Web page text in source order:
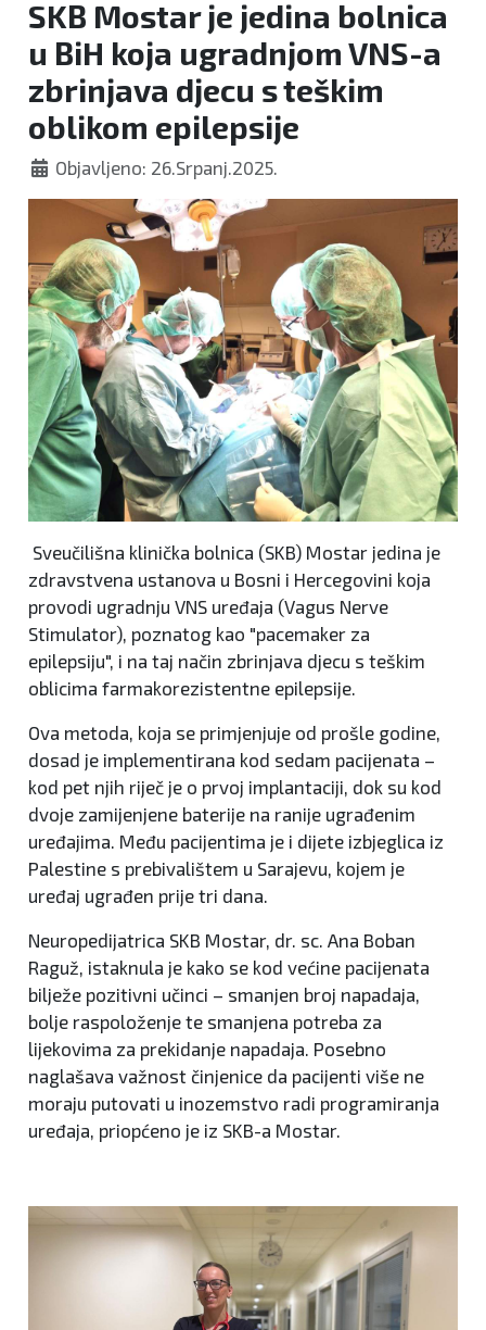
SKB Mostar je jedina bolnica
u BiH koja ugradnjom VNS-a
zbrinjava djecu s teškim
oblikom epilepsije
Objavljeno: 26.Srpanj.2025.
Sveučilišna klinička bolnica (SKB) Mostar jedina je
zdravstvena ustanova u Bosni i Hercegovini koja
provodi ugradnju VNS uređaja (Vagus Nerve
Stimulator), poznatog kao "pacemaker za
epilepsiju", i na taj način zbrinjava djecu s teškim
oblicima farmakorezistentne epilepsije.
Ova metoda, koja se primjenjuje od prošle godine,
dosad je implementirana kod sedam pacijenata –
kod pet njih riječ je o prvoj implantaciji, dok su kod
dvoje zamijenjene baterije na ranije ugrađenim
uređajima. Među pacijentima je i dijete izbjeglica iz
Palestine s prebivalištem u Sarajevu, kojem je
uređaj ugrađen prije tri dana.
Neuropedijatrica SKB Mostar, dr. sc. Ana Boban
Raguž, istaknula je kako se kod većine pacijenata
bilježe pozitivni učinci – smanjen broj napadaja,
bolje raspoloženje te smanjena potreba za
lijekovima za prekidanje napadaja. Posebno
naglašava važnost činjenice da pacijenti više ne
moraju putovati u inozemstvo radi programiranja
uređaja, priopćeno je iz SKB-a Mostar.